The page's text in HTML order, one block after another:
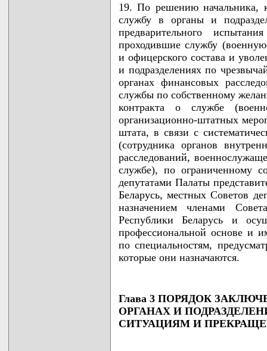
19. По решению начальника,
службу в органы и
предварительного
проходившие службу
и офицерского состава и
и подразделениях по
органах финансовых
службы по собственному
контракта о службе
организационно-штатных
штата, в связи с
(сотрудника органов
расследований,
службе), по ограниченному
депутатами Палаты
Беларусь, местных Советов
назначением членами
Республики Беларусь и
профессиональной основе и
по специальностям,
которые они назначаются.
Глава 3 ПОРЯДОК
ОРГАНАХ И
СИТУАЦИЯМ И